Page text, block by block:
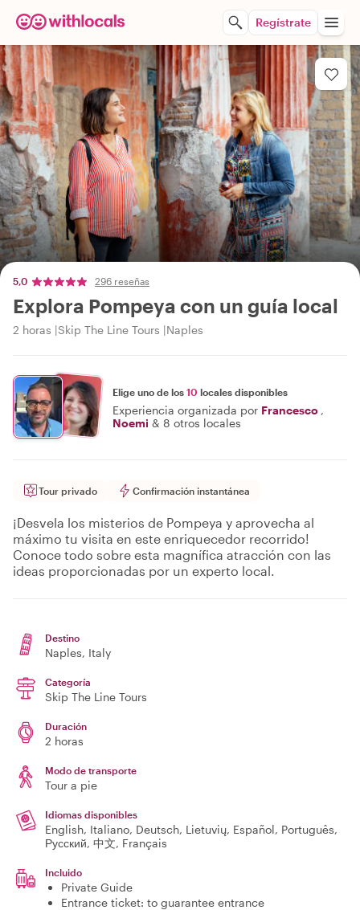
Regístrate
5,0 296 reseñas
Explora Pompeya con un guía local
2 horas Skip The Line Tours Naples
Elige uno de los 10 locales disponibles
Experiencia organizada por Francesco ,
Noemi & 8 otros locales
Tour privado Confirmación instantánea
¡Desvela los misterios de Pompeya y aprovecha al
máximo tu visita en este enriquecedor recorrido!
Conoce todo sobre esta magnífica atracción con las
ideas proporcionadas por un experto local.
Destino
Naples, Italy
Categoría
Skip The Line Tours
Duración
2 horas
Modo de transporte
Tour a pie
Idiomas disponibles
English, Italiano, Deutsch, Lietuvių, Español, Português,
Русский, 中文, Français
Incluido
Private Guide
Entrance ticket: to guarantee entrance